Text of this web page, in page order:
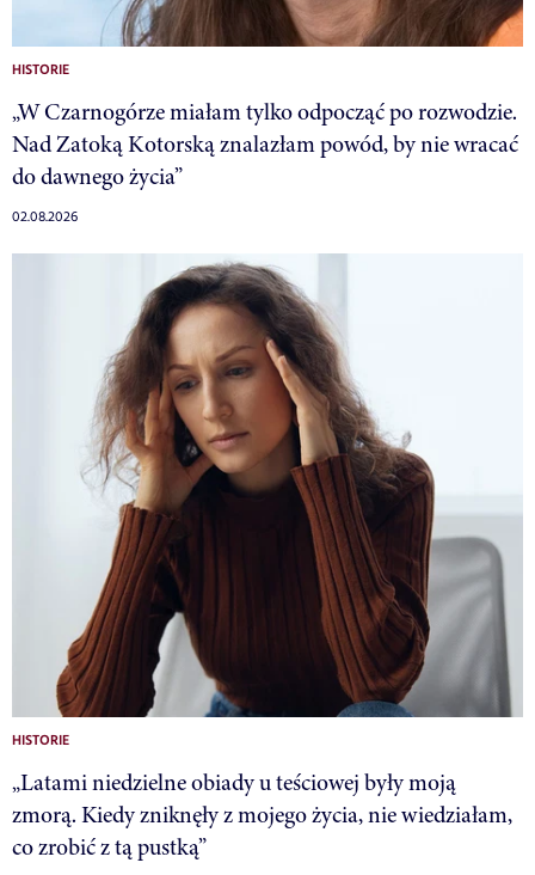
HISTORIE
„W Czarnogórze miałam tylko odpocząć po rozwodzie.
Nad Zatoką Kotorską znalazłam powód, by nie wracać
do dawnego życia”
02.08.2026
HISTORIE
„Latami niedzielne obiady u teściowej były moją
zmorą. Kiedy zniknęły z mojego życia, nie wiedziałam,
co zrobić z tą pustką”